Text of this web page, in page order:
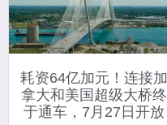
耗资64亿加元！连接加
拿大和美国超级大桥终
于通车，7月27日开放